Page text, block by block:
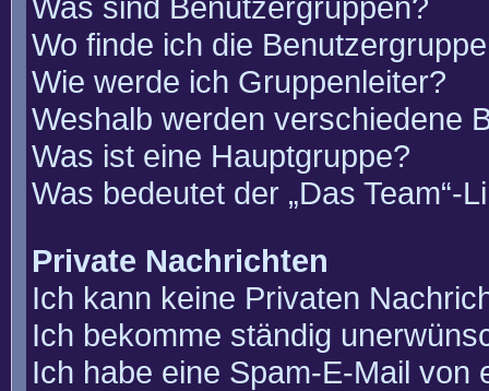
Wo finde ich die
Wie werde ich Gruppenleiter?
Weshalb werden verschiedene
Was ist eine Hauptgruppe?
Was bedeutet der „Das Team“-
Private Nachrichten
Ich kann keine Privaten
Ich bekomme ständig
Ich habe eine Spam-E-Mail von